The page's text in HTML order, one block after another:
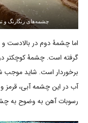
چشمه‌های رنگارنگ و
اما چشمۀ دوم در بالادست
گرفته است. چشمۀ کوچکتر
برخوردار است. شاید موجب
آب در این چشمه آبی، قرمز
رسوبات آهن به وضوح به